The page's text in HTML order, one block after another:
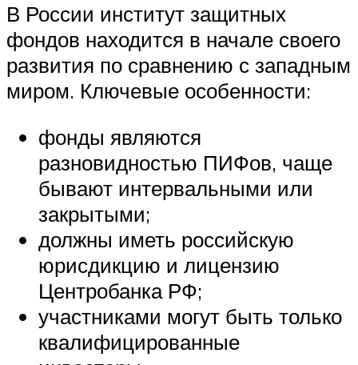
В России институт защитных
фондов находится в начале своего
развития по сравнению с западным
миром. Ключевые особенности:
фонды являются
разновидностью ПИФов, чаще
бывают интервальными или
закрытыми;
должны иметь российскую
юрисдикцию и лицензию
Центробанка РФ;
участниками могут быть только
квалифицированные